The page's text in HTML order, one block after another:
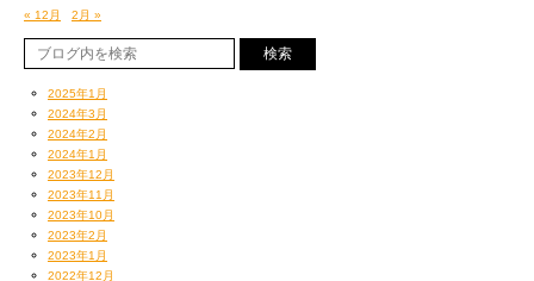
« 12月 2月 »
2025年1月
2024年3月
2024年2月
2024年1月
2023年12月
2023年11月
2023年10月
2023年2月
2023年1月
2022年12月